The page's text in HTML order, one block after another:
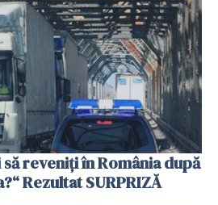
reveniți în România după
Rezultat SURPRIZĂ